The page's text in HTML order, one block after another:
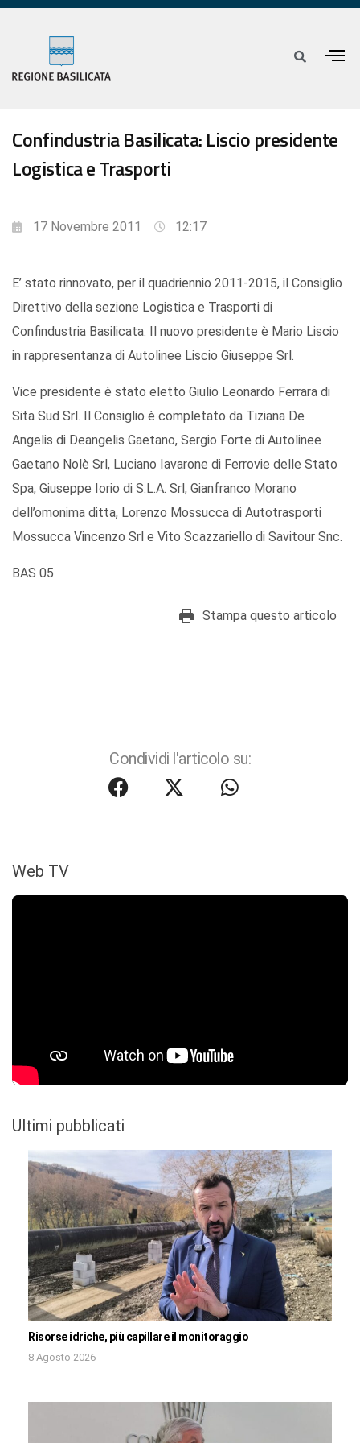
Confindustria Basilicata: Liscio presidente
Logistica e Trasporti
17 Novembre 2011 12:17
E’ stato rinnovato, per il quadriennio 2011-2015, il Consiglio
Direttivo della sezione Logistica e Trasporti di
Confindustria Basilicata. Il nuovo presidente è Mario Liscio
in rappresentanza di Autolinee Liscio Giuseppe Srl.
Vice presidente è stato eletto Giulio Leonardo Ferrara di
Sita Sud Srl. Il Consiglio è completato da Tiziana De
Angelis di Deangelis Gaetano, Sergio Forte di Autolinee
Gaetano Nolè Srl, Luciano Iavarone di Ferrovie delle Stato
Spa, Giuseppe Iorio di S.L.A. Srl, Gianfranco Morano
dell’omonima ditta, Lorenzo Mossucca di Autotrasporti
Mossucca Vincenzo Srl e Vito Scazzariello di Savitour Snc.
BAS 05
Stampa questo articolo
Condividi l'articolo su:
Web TV
Ultimi pubblicati
Risorse idriche, più capillare il monitoraggio
8 Agosto 2026